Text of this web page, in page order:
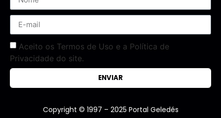
Aceito os Termos de Uso e a Política de
Privacidade do site.
ENVIAR
Copyright © 1997 – 2025 Portal Geledés